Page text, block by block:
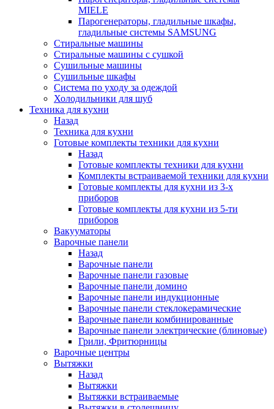
MIELE
Парогенераторы, гладильные шкафы,
гладильные системы SAMSUNG
Стиральные машины
Стиральные машины с сушкой
Сушильные машины
Сушильные шкафы
Система по уходу за одеждой
Холодильники для шуб
Техника для кухни
Назад
Техника для кухни
Готовые комплекты техники для кухни
Назад
Готовые комплекты техники для кухни
Комплекты встраиваемой техники для кухни
Готовые комплекты для кухни из 3-х
приборов
Готовые комплекты для кухни из 5-ти
приборов
Вакууматоры
Варочные панели
Назад
Варочные панели
Варочные панели газовые
Варочные панели домино
Варочные панели индукционные
Варочные панели стеклокерамические
Варочные панели комбинированные
Варочные панели электрические (блиновые)
Грили, Фритюрницы
Варочные центры
Вытяжки
Назад
Вытяжки
Вытяжки встраиваемые